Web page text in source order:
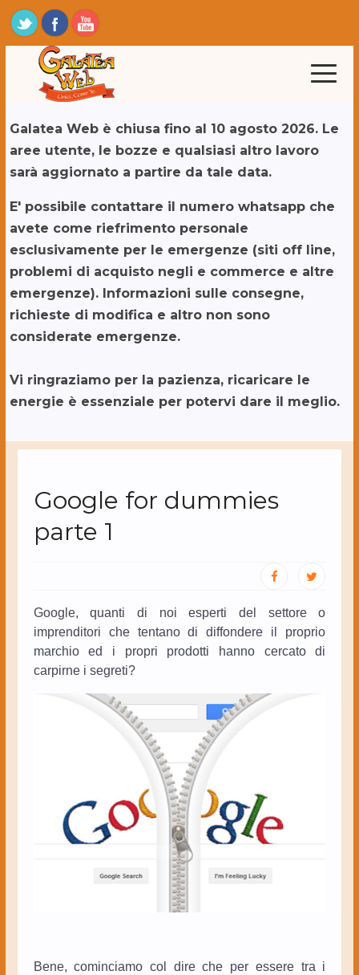
Galatea Web è chiusa fino al 10 agosto 2026. Le
aree utente, le bozze e qualsiasi altro lavoro
sarà aggiornato a partire da tale data.
E' possibile contattare il numero whatsapp che
avete come riefrimento personale
esclusivamente per le emergenze (siti off line,
problemi di acquisto negli e commerce e altre
emergenze). Informazioni sulle consegne,
richieste di modifica e altro non sono
considerate emergenze.
Vi ringraziamo per la pazienza, ricaricare le
energie è essenziale per potervi dare il meglio.
Google for dummies
parte 1
Google, quanti di noi esperti del settore o
imprenditori che tentano di diffondere il proprio
marchio ed i propri prodotti hanno cercato di
carpirne i segreti?
Bene, cominciamo col dire che per essere tra i